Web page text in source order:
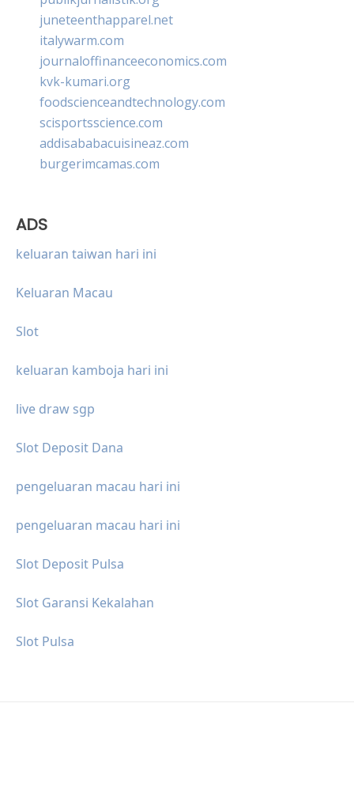
juneteenthapparel.net
italywarm.com
journaloffinanceeconomics.com
kvk-kumari.org
foodscienceandtechnology.com
scisportsscience.com
addisababacuisineaz.com
burgerimcamas.com
ADS
keluaran taiwan hari ini
Keluaran Macau
Slot
keluaran kamboja hari ini
live draw sgp
Slot Deposit Dana
pengeluaran macau hari ini
pengeluaran macau hari ini
Slot Deposit Pulsa
Slot Garansi Kekalahan
Slot Pulsa